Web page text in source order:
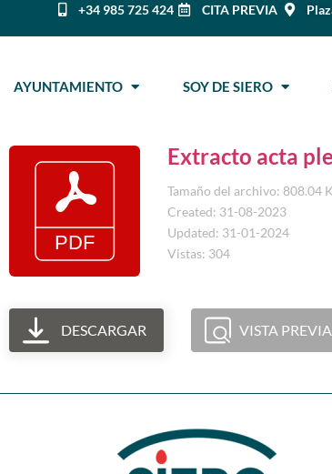
+34 985 725 424 CITA PREVIA
AYUNTAMIENTO SOY DE SIERO
Extracto acta
Tamaño del archivo: 808.04
Created: 31-08-2023
Updated: 31-01-2024
Vistas: 304
DESCARGAR VISTA PREVIA